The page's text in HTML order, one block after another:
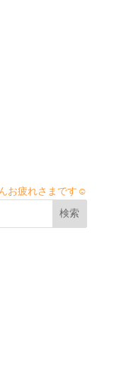
お疲れさまです☺️
検索